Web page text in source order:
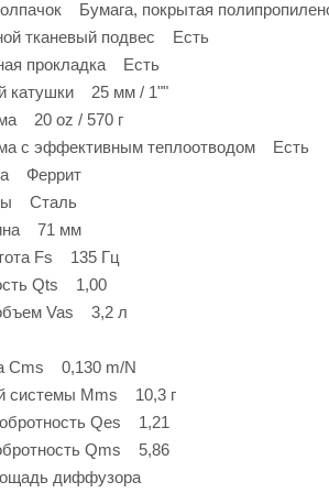
Бумага, покрытая
тканевый подвес Есть
прокладка Есть
катушки 25 мм / 1""
20 oz / 570 г
с эффективным теплоотводом Есть
Феррит
Сталь
71 мм
Fs 135 Гц
Qts 1,00
Vas 3,2 л
Cms 0,130 m/N
системы Mms 10,3 г
Qes 1,21
Qms 5,86
диффузора